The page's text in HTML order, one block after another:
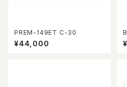
PREM-149ET C-30
¥44,000